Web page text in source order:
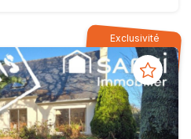
Exclusivité